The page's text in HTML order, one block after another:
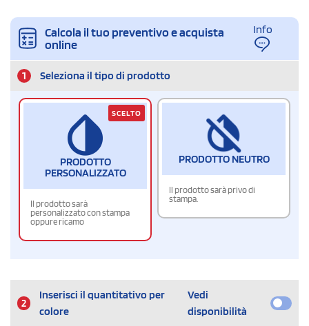
Calcola il tuo preventivo e acquista
online
Info
1 Seleziona il tipo di prodotto
PRODOTTO
PERSONALIZZATO
Il prodotto sarà
personalizzato con stampa
oppure ricamo
SCELTO
PRODOTTO NEUTRO
Il prodotto sarà privo di
stampa.
2
Inserisci il quantitativo per
colore
Vedi
disponibilità